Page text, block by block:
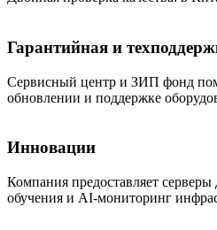
Гарантийная и
Сервисный центр и ЗИП фонд
обновлении и поддержке
Инновации
Компания предоставляет
обучения и AI-мониторинг